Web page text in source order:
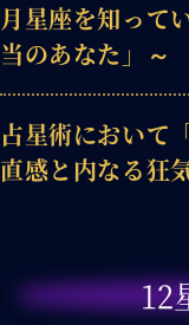
月星座を知って
当のあなた」～
占星術において
直感と内なる狂
12